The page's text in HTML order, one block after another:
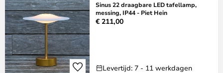
Sinus 22 draagbare LED tafellamp,
messing, IP44 - Piet Hein
€ 211,00
Levertijd: 7 - 11 werkdagen